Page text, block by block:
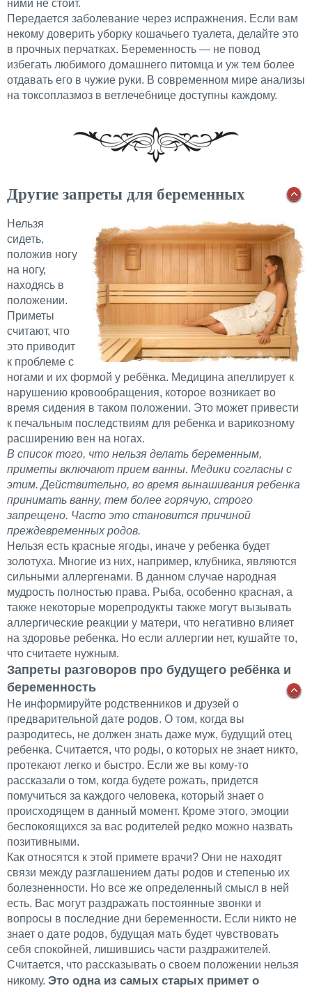
ними не стоит.
Передается заболевание через испражнения. Если вам
некому доверить уборку кошачьего туалета, делайте это
в прочных перчатках. Беременность — не повод
избегать любимого домашнего питомца и уж тем более
отдавать его в чужие руки. В современном мире анализы
на токсоплазмоз в ветлечебнице доступны каждому.
Другие запреты для беременных
Нельзя
сидеть,
положив ногу
на ногу,
находясь в
положении.
Приметы
считают, что
это приводит
к проблеме с
ногами и их формой у ребёнка. Медицина апеллирует к
нарушению кровообращения, которое возникает во
время сидения в таком положении. Это может привести
к печальным последствиям для ребенка и варикозному
расширению вен на ногах.
В список того, что нельзя делать беременным,
приметы включают прием ванны. Медики согласны с
этим. Действительно, во время вынашивания ребенка
принимать ванну, тем более горячую, строго
запрещено. Часто это становится причиной
преждевременных родов.
Нельзя есть красные ягоды, иначе у ребенка будет
золотуха. Многие из них, например, клубника, являются
сильными аллергенами. В данном случае народная
мудрость полностью права. Рыба, особенно красная, а
также некоторые морепродукты также могут вызывать
аллергические реакции у матери, что негативно влияет
на здоровье ребенка. Но если аллергии нет, кушайте то,
что считаете нужным.
Запреты разговоров про будущего ребёнка и
беременность
Не информируйте родственников и друзей о
предварительной дате родов. О том, когда вы
разродитесь, не должен знать даже муж, будущий отец
ребенка. Считается, что роды, о которых не знает никто,
протекают легко и быстро. Если же вы кому-то
рассказали о том, когда будете рожать, придется
помучиться за каждого человека, который знает о
происходящем в данный момент. Кроме этого, эмоции
беспокоящихся за вас родителей редко можно назвать
позитивными.
Как относятся к этой примете врачи? Они не находят
связи между разглашением даты родов и степенью их
болезненности. Но все же определенный смысл в ней
есть. Вас могут раздражать постоянные звонки и
вопросы в последние дни беременности. Если никто не
знает о дате родов, будущая мать будет чувствовать
себя спокойней, лишившись части раздражителей.
Считается, что рассказывать о своем положении нельзя
никому. Это одна из самых старых примет о